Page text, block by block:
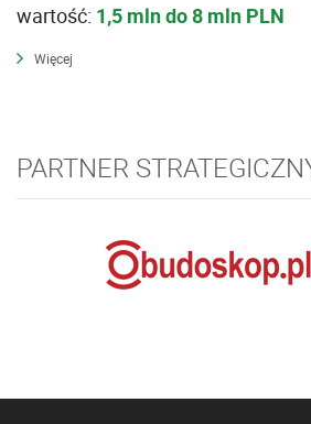
wartość: 1,5 mln do 8 mln PLN
Więcej
PARTNER